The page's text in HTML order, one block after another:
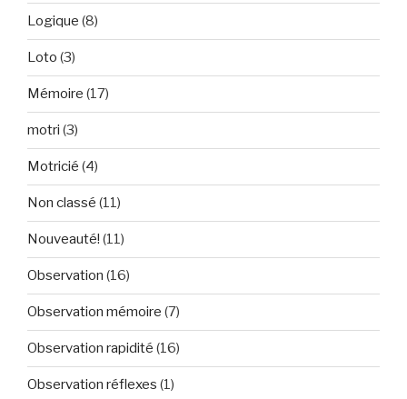
Logique (8)
Loto (3)
Mémoire (17)
motri (3)
Motricié (4)
Non classé (11)
Nouveauté! (11)
Observation (16)
Observation mémoire (7)
Observation rapidité (16)
Observation réflexes (1)